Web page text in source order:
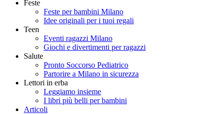
Feste
Feste per bambini Milano
Idee originali per i tuoi regali
Teen
Eventi ragazzi Milano
Giochi e divertimenti per ragazzi
Salute
Pronto Soccorso Pediatrico
Partorire a Milano in sicurezza
Lettori in erba
Leggiamo insieme
I libri più belli per bambini
Articoli